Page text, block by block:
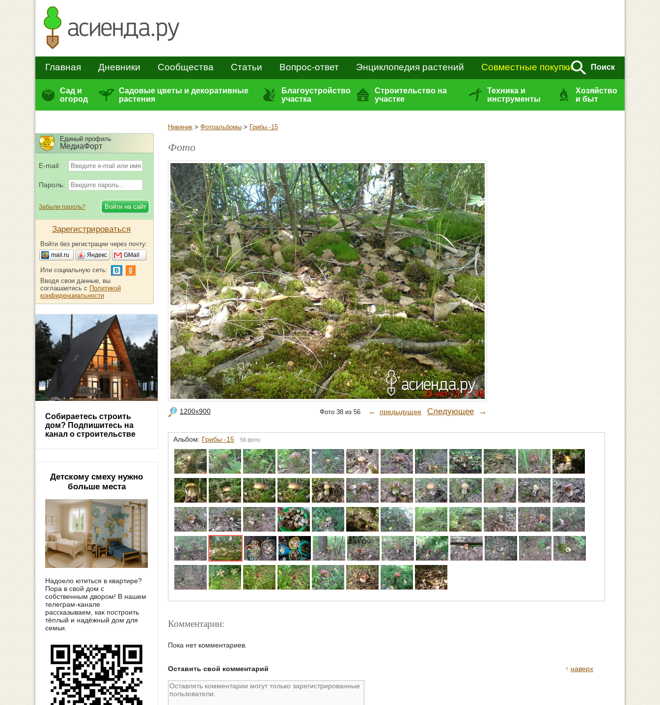
Главная Дневники Сообщества Статьи Вопрос-ответ Энциклопедия растений Совместные покупки Поиск
Сад и
огород
Садовые цветы и декоративные
растения
Благоустройство
участка
Строительство на
участке
Техника и
инструменты
Хозяйство
и быт
Нивяник > Фотоальбомы > Грибы -15
Фото
1200x900 Фото 38 из 56 ← предыдущее Следующее →
Альбом: Грибы -15 56 фото
Комментарии:
Пока нет комментариев.
↑ наверх
Оставить свой комментарий
Единый профиль
МедиаФорт
E-mail:
Пароль:
Забыли пароль?
Зарегистрироваться
Войти без регистрации через почту:
mail.ru Яндекс GMail
Или социальную сеть:
Вводя свои данные, вы
соглашаетесь с Политикой
конфиденциальности
Собираетесь строить
дом? Подпишитесь на
канал о строительстве
Детскому смеху нужно
больше места
Надоело ютиться в квартире?
Пора в свой дом с
собственным двором! В нашем
телеграм-канале
рассказываем, как построить
тёплый и надёжный дом для
семьи.